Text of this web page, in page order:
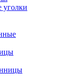
уголки